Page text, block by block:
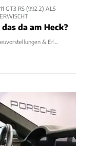
GT3 RS (992.2) ALS
da am Heck?
& Erlkönige